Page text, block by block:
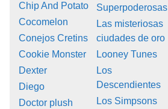
Chip And Potato
Cocomelon
Conejos Cretins
Cookie Monster
Dexter
Diego
Doctor plush
Superpoderosas
Las misteriosas
ciudades de oro
Looney Tunes
Los
Descendientes
Los Simpsons